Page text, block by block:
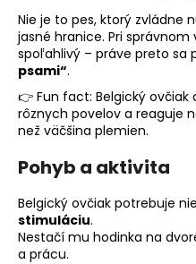
Nie je to pes, ktorý zvládne
jasné hranice. Pri
spoľahlivý – práve preto sa
psami“.
👉 Fun fact: Belgický
rôznych povelov a reaguje
než väčšina plemien.
Pohyb a aktivita
Belgický ovčiak potrebuje
stimuláciu.
Nestačí mu hodinka na
a prácu.